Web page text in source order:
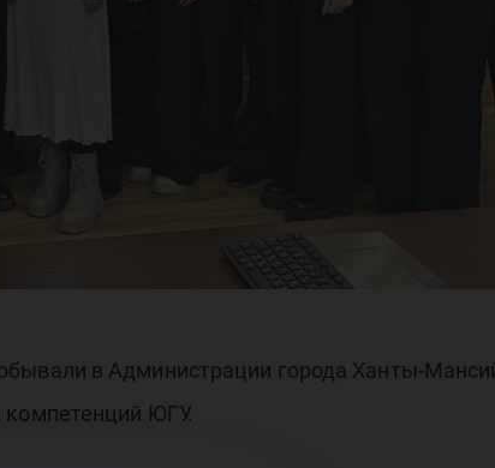
в Администрации города Ханты-
ЮГУ.